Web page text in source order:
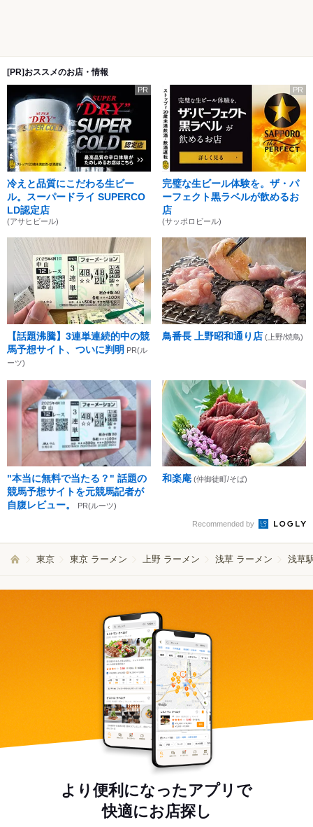
[PR]おススメのお店・情報
PR
冷えと品質にこだわる生ビー
ル。スーパードライ SUPERCO
LD認定店
(アサヒビール)
PR
完璧な生ビール体験を。ザ・パ
ーフェクト黒ラベルが飲めるお
店
(サッポロビール)
【話題沸騰】3連単連続的中の競
馬予想サイト、ついに判明 PR(ル
ーツ)
鳥番長 上野昭和通り店 (上野/焼鳥)
"本当に無料で当たる？" 話題の
競馬予想サイトを元競馬記者が
自腹レビュー。
PR(ルーツ)
和楽庵 (仲御徒町/そば)
Recommended by
東京 東京 ラーメン 上野 ラーメン 浅草 ラーメン 浅草
より便利になったアプリで
快適にお店探し